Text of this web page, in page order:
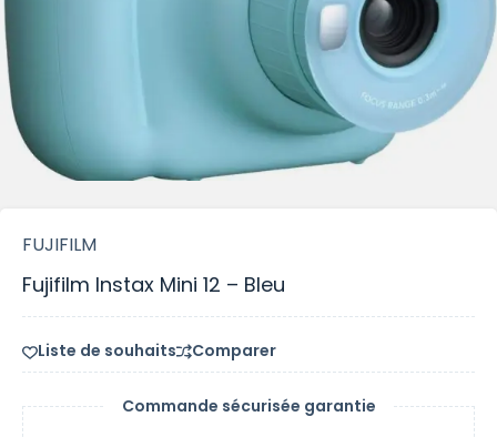
FUJIFILM
Fujifilm Instax Mini 12 – Bleu
Liste de souhaits Comparer
Commande sécurisée garantie